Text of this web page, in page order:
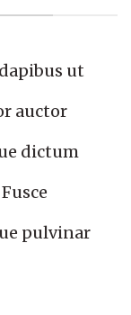
ut
auctor
dictum
pulvinar